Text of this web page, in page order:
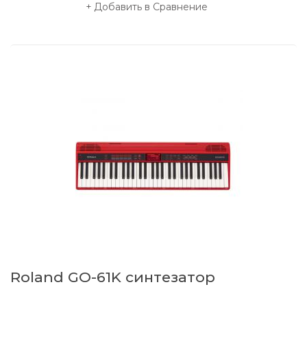
Добавить в Сравнение
Roland GO-61K синтезатор